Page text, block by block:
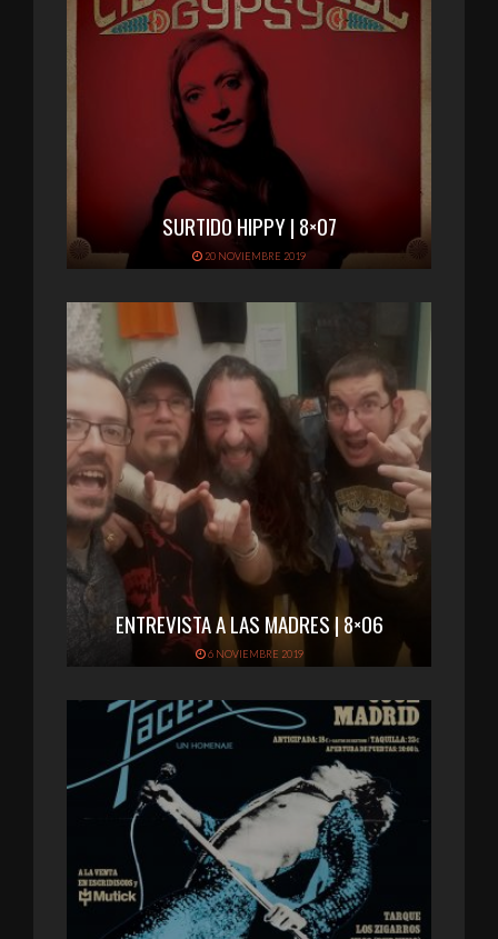
SURTIDO HIPPY | 8×07
20 NOVIEMBRE 2019
ENTREVISTA A LAS MADRES | 8×06
6 NOVIEMBRE 2019